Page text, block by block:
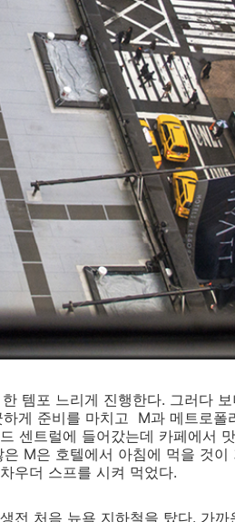
템포 느리게 진행한다. 그러다
게 준비를 마치고 M과 메트로폴
센트럴에 들어갔는데 카페에서
M은 호텔에서 아침에 먹을 것
우더 스프를 시켜 먹었다.
전 처음 뉴욕 지하철을 탔다. 가